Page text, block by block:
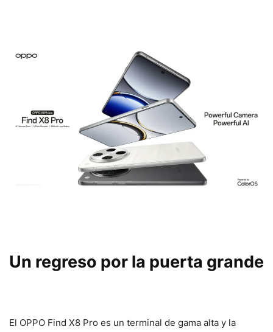
Un regreso por la puerta grande
El OPPO Find X8 Pro es un terminal de gama alta y la